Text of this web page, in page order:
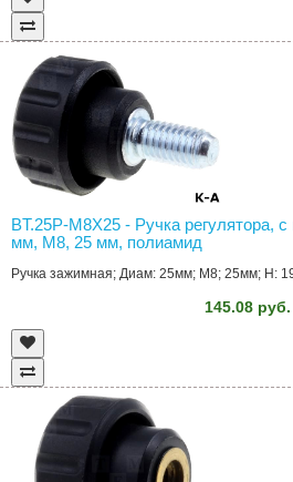
BT.25P-M8X25 - Ручка регулятора,
мм, M8, 25 мм, полиамид
Ручка зажимная; Диам: 25мм; M8; 25мм; H:
145.08 руб.